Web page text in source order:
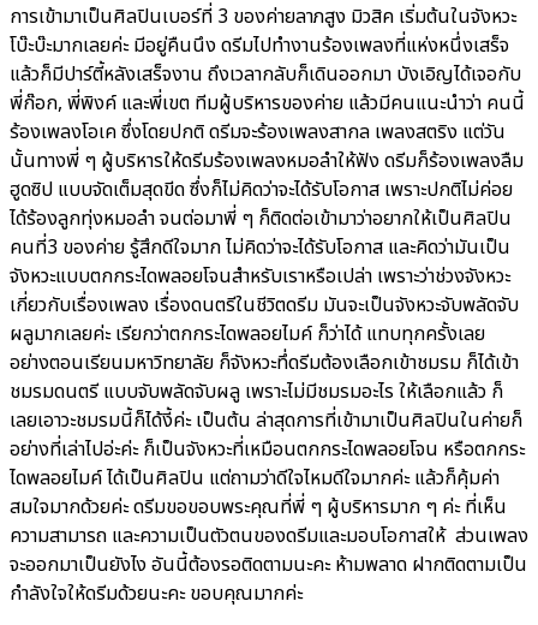
การเข้ามาเป็นศิลปินเบอร์ที่ 3 ของค่ายลาภสูง มิวสิค เริ่มต้นในจังหวะ
โบ๊ะบ๊ะมากเลยค่ะ มีอยู่คืนนึง ดรีมไปทำงานร้องเพลงที่แห่งหนึ่งเสร็จ
แล้วก็มีปาร์ตี้หลังเสร็จงาน ถึงเวลากลับก็เดินออกมา บังเอิญได้เจอกับ
พี่ก๊อก, พี่พิงค์ และพี่เขต ทีมผู้บริหารของค่าย แล้วมีคนแนะนำว่า คนนี้
ร้องเพลงโอเค ซึ่งโดยปกติ ดรีมจะร้องเพลงสากล เพลงสตริง แต่วัน
นั้นทางพี่ ๆ ผู้บริหารให้ดรีมร้องเพลงหมอลำให้ฟัง ดรีมก็ร้องเพลงลืม
ฮูดซิป แบบจัดเต็มสุดขีด ซึ่งก็ไม่คิดว่าจะได้รับโอกาส เพราะปกติไม่ค่อย
ได้ร้องลูกทุ่งหมอลำ จนต่อมาพี่ ๆ ก็ติดต่อเข้ามาว่าอยากให้เป็นศิลปิน
คนที่3 ของค่าย รู้สึกดีใจมาก ไม่คิดว่าจะได้รับโอกาส และคิดว่ามันเป็น
จังหวะแบบตกกระไดพลอยโจนสำหรับเราหรือเปล่า เพราะว่าช่วงจังหวะ
เกี่ยวกับเรื่องเพลง เรื่องดนตรีในชีวิตดรีม มันจะเป็นจังหวะจับพลัดจับ
ผลูมากเลยค่ะ เรียกว่าตกกระไดพลอยไมค์ ก็ว่าได้ แทบทุกครั้งเลย
อย่างตอนเรียนมหาวิทยาลัย ก็จังหวะทึ่ดรีมต้องเลือกเข้าชมรม ก็ได้เข้า
ชมรมดนตรี แบบจับพลัดจับผลู เพราะไม่มีชมรมอะไร ให้เลือกแล้ว ก็
เลยเอาวะชมรมนี้ก็ได้งี้ค่ะ เป็นต้น ล่าสุดการที่เข้ามาเป็นศิลปินในค่ายก็
อย่างที่เล่าไปอ่ะค่ะ ก็เป็นจังหวะที่เหมือนตกกระไดพลอยโจน หรือตกกระ
ไดพลอยไมค์ ได้เป็นศิลปิน แต่ถามว่าดีใจไหมดีใจมากค่ะ แล้วก็คุ้มค่า
สมใจมากด้วยค่ะ ดรีมขอขอบพระคุณที่พี่ ๆ ผู้บริหารมาก ๆ ค่ะ ที่เห็น
ความสามารถ และความเป็นตัวตนของดรีมและมอบโอกาสให้ ส่วนเพลง
จะออกมาเป็นยังไง อันนี้ต้องรอติดตามนะคะ ห้ามพลาด ฝากติดตามเป็น
กำลังใจให้ดรีมด้วยนะคะ ขอบคุณมากค่ะ